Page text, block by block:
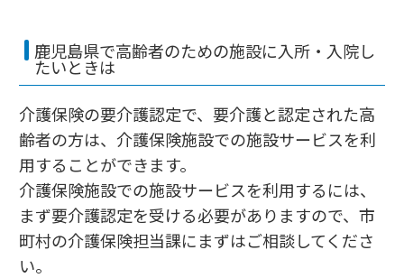
鹿児島県で高齢者のための施設に入所・入院し
たいときは
介護保険の要介護認定で、要介護と認定された高
齢者の方は、介護保険施設での施設サービスを利
用することができます。
介護保険施設での施設サービスを利用するには、
まず要介護認定を受ける必要がありますので、市
町村の介護保険担当課にまずはご相談してくださ
い。